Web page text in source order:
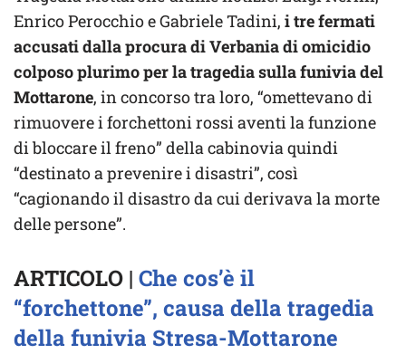
Enrico Perocchio e Gabriele Tadini, i tre fermati
accusati dalla procura di Verbania di omicidio
colposo plurimo per la tragedia sulla funivia del
Mottarone, in concorso tra loro, “omettevano di
rimuovere i forchettoni rossi aventi la funzione
di bloccare il freno” della cabinovia quindi
“destinato a prevenire i disastri”, così
“cagionando il disastro da cui derivava la morte
delle persone”.
ARTICOLO | Che cos’è il
“forchettone”, causa della tragedia
della funivia Stresa-Mottarone